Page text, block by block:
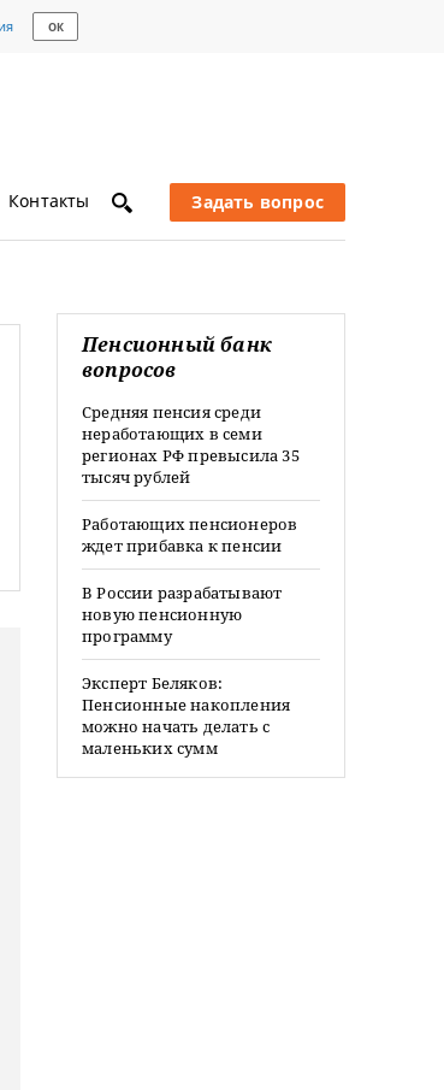
ОК
Контакты Задать вопрос
Пенсионный банк
вопросов
Средняя пенсия среди
неработающих в семи
регионах РФ превысила 35
тысяч рублей
Работающих пенсионеров
ждет прибавка к пенсии
В России разрабатывают
новую пенсионную
программу
Эксперт Беляков:
Пенсионные накопления
можно начать делать с
маленьких сумм